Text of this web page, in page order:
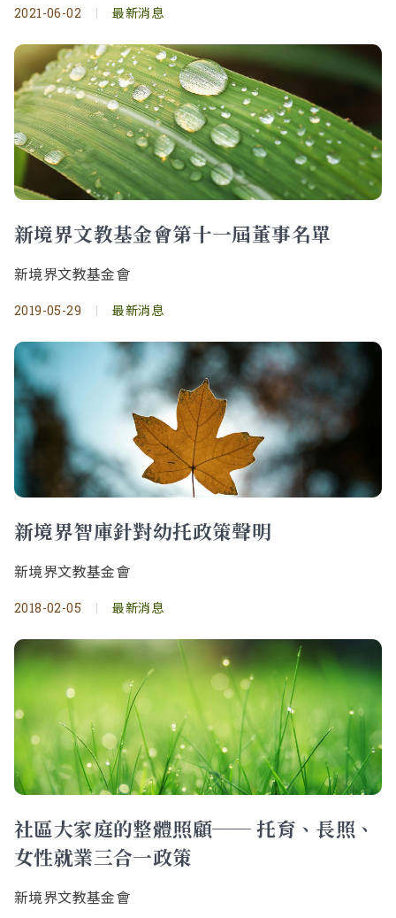
2021-06-02 | 最新消息
新境界文教基金會第十一屆董事名單
新境界文教基金會
2019-05-29 | 最新消息
新境界智庫針對幼托政策聲明
新境界文教基金會
2018-02-05 | 最新消息
社區大家庭的整體照顧── 托育、長照、
女性就業三合一政策
新境界文教基金會